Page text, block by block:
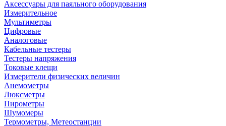
Аксессуары для паяльного оборудования
Измерительное
Мультиметры
Цифровые
Аналоговые
Кабельные тестеры
Тестеры напряжения
Токовые клещи
Измерители физических величин
Анемометры
Люксметры
Пирометры
Шумомеры
Термометры, Метеостанции